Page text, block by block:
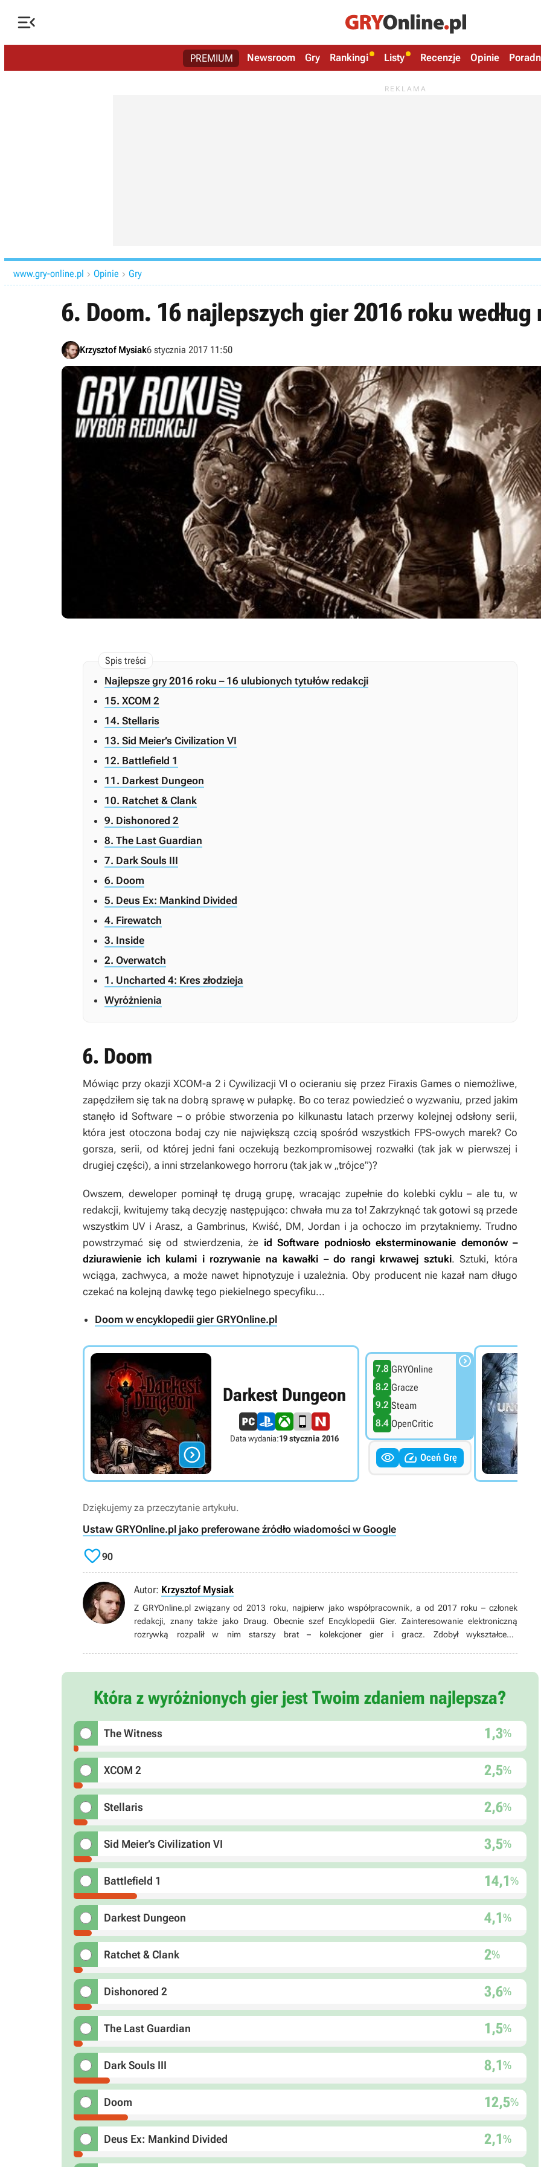

PREMIUM Newsroom Gry Rankingi Listy Recenzje Opinie
www.gry-online.pl  Opinie  Gry
6. Doom. 16 najlepszych gier 2016 roku
Krzysztof Mysiak6 stycznia 2017 11:50
Najlepsze gry 2016 roku – 16 ulubionych tytułów redakcji
15. XCOM 2
14. Stellaris
13. Sid Meier’s Civilization VI
12. Battlefield 1
11. Darkest Dungeon
10. Ratchet & Clank
9. Dishonored 2
8. The Last Guardian
7. Dark Souls III
6. Doom
5. Deus Ex: Mankind Divided
4. Firewatch
3. Inside
2. Overwatch
1. Uncharted 4: Kres złodzieja
Wyróżnienia
6. Doom
Mówiąc przy okazjiXCOM-a 2i Cywilizacji VI o ocieraniu się przez Firaxis Games o niemożliwe,
zapędziłem się tak na dobrą sprawę w pułapkę. Bo co teraz powiedzieć o wyzwaniu, przed jakim
stanęło id Software – o próbie stworzenia po kilkunastu latach przerwy kolejnej odsłony serii,
która jest otoczona bodaj czy nie największą czcią spośród wszystkich FPS-owych marek? Co
gorsza, serii, od której jedni fani oczekują bezkompromisowej rozwałki (tak jak w pierwszej i
drugiej części), a inni strzelankowego horroru (tak jak w „trójce”)?
Owszem, deweloper pominął tę drugą grupę, wracając zupełnie do kolebki cyklu – ale tu, w
redakcji, kwitujemy taką decyzję następująco: chwała mu za to! Zakrzyknąć tak gotowi są przede
wszystkim UV i Arasz, a Gambrinus, Kwiść, DM, Jordan i ja ochoczo im przytakniemy. Trudno
powstrzymać się od stwierdzenia, że id Software podniosło eksterminowanie demonów –
dziurawienie ich kulami i rozrywanie na kawałki – do rangi krwawej sztuki. Sztuki, która
wciąga, zachwyca, a może nawet hipnotyzuje i uzależnia. Oby producent nie kazał nam długo
czekać na kolejną dawkę tego piekielnego specyfiku...
Doom w encyklopedii gier GRYOnline.pl

Darkest Dungeon
Data wydania:19 stycznia 2016
7.8 GRYOnline
8.2 Gracze
9.2 Steam
8.4 OpenCritic

  Oceń Grę
Dziękujemy za przeczytanie artykułu.
Ustaw GRYOnline.pl jako preferowane źródło wiadomości w Google
90
Autor: Krzysztof Mysiak
Z GRYOnline.pl związany od 2013 roku, najpierw jako współpracownik, a od 2017 roku – członek
redakcji, znany także jako Draug. Obecnie szef Encyklopedii Gier. Zainteresowanie elektroniczną
rozrywką rozpalił w nim starszy brat – kolekcjoner gier i gracz. Zdobył wykształcenie
konwentach, posiadania Subaru Imprezy i wywijania mieczem na firmowym parkingu.
Która z wyróżnionych gier jest Twoim zdaniem najlepsza?
The Witness 1,3%
XCOM 2 2,5%
Stellaris 2,6%
Sid Meier’s Civilization VI 3,5%
Battlefield 1 14,1%
Darkest Dungeon 4,1%
Ratchet & Clank 2%
Dishonored 2 3,6%
The Last Guardian 1,5%
Dark Souls III 8,1%
Doom 12,5%
Deus Ex: Mankind Divided 2,1%